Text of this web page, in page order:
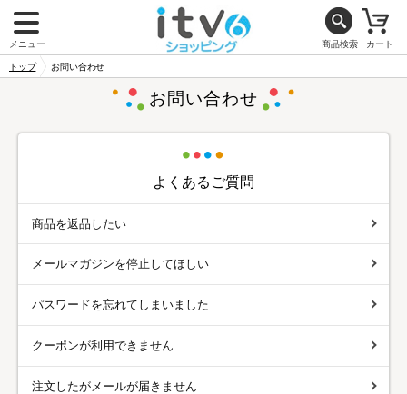
メニュー 商品検索 カート
トップ お問い合わせ
お問い合わせ
よくあるご質問
商品を返品したい
メールマガジンを停止してほしい
パスワードを忘れてしまいました
クーポンが利用できません
注文したがメールが届きません